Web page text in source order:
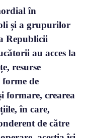
în
și a grupurilor
Republicii
au acces la
resurse
de
formare, crearea
în care,
de către